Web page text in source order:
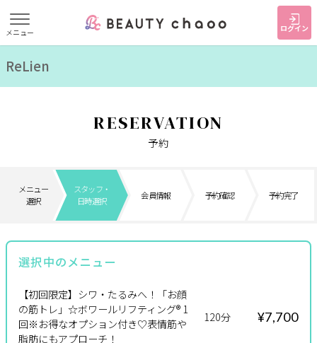
メニュー ログイン
すでに会員の方
ログイン 新規会員登録
ヘア・メイク ネイル・まつげ
リラク・整体
スクール・
トレーニング
サービス
大人女子トピック ランキング
ReLien
RESERVATION
予約
メニュー
選択
スタッフ・
日時選択
会員情報 予約確認 予約完了
選択中のメニュー
【初回限定】シワ・たるみへ！「お顔
の筋トレ」☆ボワールリフティング® 1
回※お得なオプション付き♡表情筋や
脂肪にもアプローチ！
120分 ¥7,700